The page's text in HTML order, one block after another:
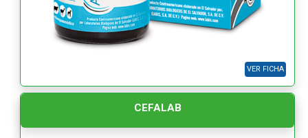
VER FICHA
CEFALAB